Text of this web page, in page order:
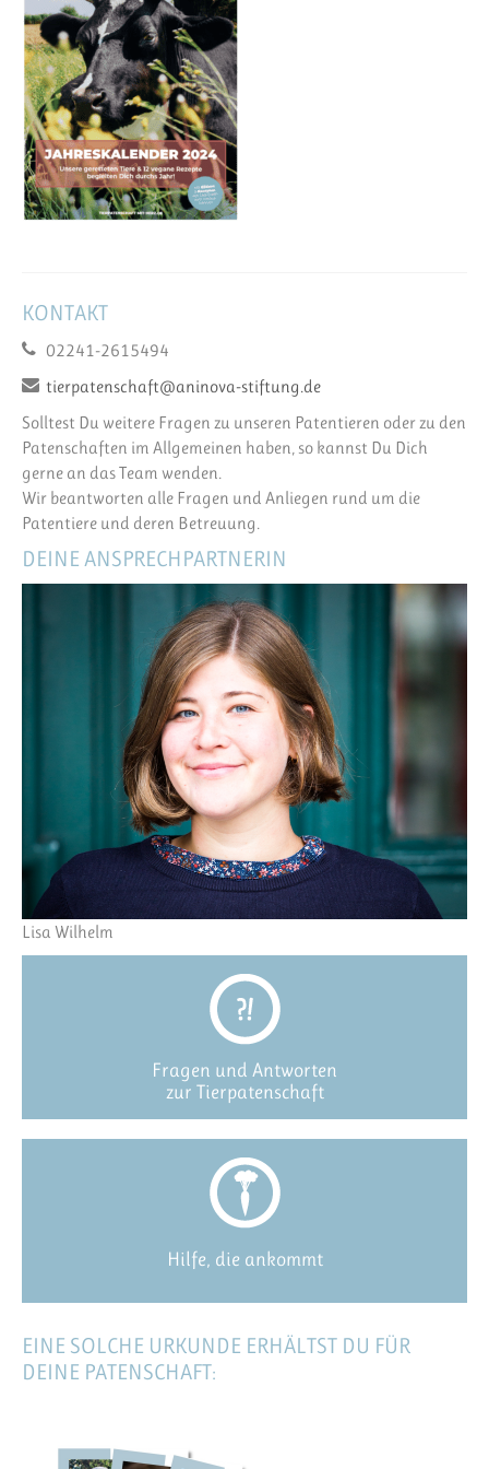
KONTAKT
02241-2615494
tierpatenschaft@aninova-stiftung.de
Solltest Du weitere Fragen zu unseren Patentieren oder zu den
Patenschaften im Allgemeinen haben, so kannst Du Dich
gerne an das Team wenden.
Wir beantworten alle Fragen und Anliegen rund um die
Patentiere und deren Betreuung.
DEINE ANSPRECHPARTNERIN
Lisa Wilhelm
Fragen und Antworten
zur Tierpatenschaft
Hilfe, die ankommt
EINE SOLCHE URKUNDE ERHÄLTST DU FÜR
DEINE PATENSCHAFT: